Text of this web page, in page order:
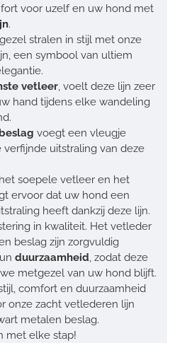
voor uzelf en uw hond met
.
stralen in stijl met onze
een symbool van ultiem
vetleer, voelt deze lijn zeer
hand tijdens elke wandeling
voegt een vleugje
uitstraling van deze
soepele vetleer en het
ervoor dat uw hond een
heeft dankzij deze lijn.
in kwaliteit. Het vetleder
beslag zijn zorgvuldig
duurzaamheid, zodat deze
metgezel van uw hond blijft.
comfort en duurzaamheid
onze zacht vetlederen lijn
metalen beslag.
met elke stap!